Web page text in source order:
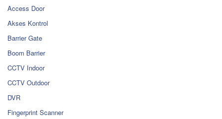
Access Door
Akses Kontrol
Barrier Gate
Boom Barrier
CCTV Indoor
CCTV Outdoor
DVR
Fingerprint Scanner